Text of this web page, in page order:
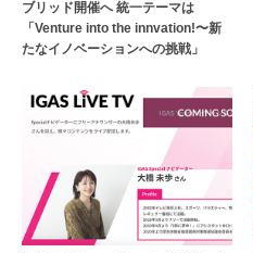
ブリッド開催へ 統一テーマは
「Venture into the innvation!〜新
たなイノベーションへの挑戦」